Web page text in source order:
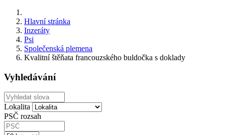
Hlavní stránka
Inzeráty
Psi
Společenská plemena
Kvalitní štěňata francouzského buldočka s doklady
Vyhledávání
Lokalita
PSČ rozsah